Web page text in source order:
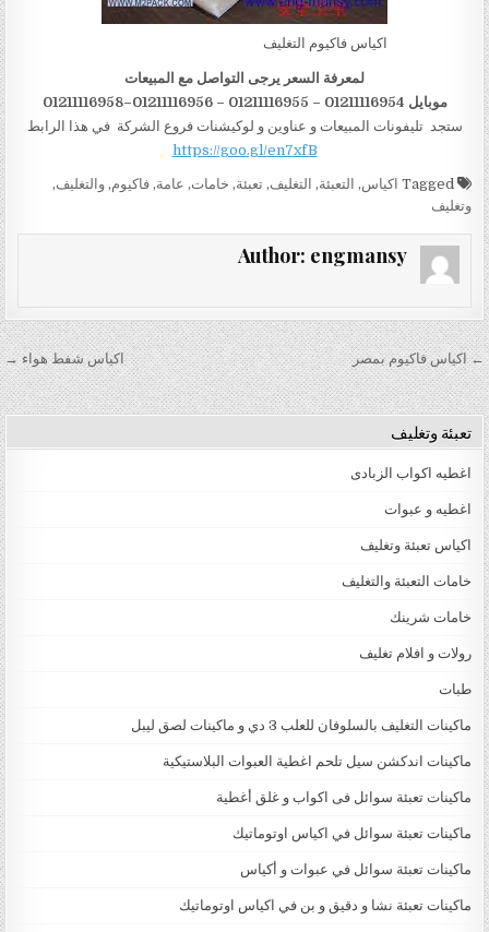
اكياس فاكيوم التغليف
لمعرفة السعر يرجى التواصل مع المبيعات
موبايل 01211116954 – 01211116955 – 01211116956–01211116958
ستجد تليفونات المبيعات و عناوين و لوكيشنات فروع الشركة في هذا الرابط
https://goo.gl/en7xfB
Tagged اكياس, التعبئة, التغليف,تعبئة, خامات, عامة,فاكيوم,والتغليف,
وتغليف
Author: engmansy
تصفّح المقالات اكياس شفط هواء → ← اكياس فاكيوم بمصر
تعبئة وتغليف
اغطيه اكواب الزبادى
اغطيه و عبوات
اكياس تعبئة وتغليف
خامات التعبئة والتغليف
خامات شرينك
رولات و افلام تغليف
طبات
ماكينات التغليف بالسلوفان للعلب 3 دي و ماكينات لصق ليبل
ماكينات اندكشن سيل تلحم اغطية العبوات البلاستيكية
ماكينات تعبئة سوائل فى اكواب و غلق أغطية
ماكينات تعبئة سوائل في اكياس اوتوماتيك
ماكينات تعبئة سوائل في عبوات و أكياس
ماكينات تعبئة نشا و دقيق و بن في اكياس اوتوماتيك